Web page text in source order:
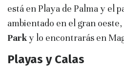
está en Playa de Palma y el
ambientado en el gran oeste,
Parky lo encontrarás en
Playas y Calas